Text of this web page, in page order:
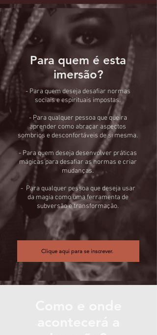
Para quem é esta
imersão?
- Para quem deseja desafiar normas
sociais e espirituais impostas.
- Para qualquer pessoa que queira
aprender como abraçar aspectos
sombrios e desconfortáveis de si mesma.
- Para quem deseja desenvolver práticas
mágicas para desafiar as normas e criar
mudanças.
- Para qualquer pessoa que deseja usar
da magia como uma ferramenta de
subversão e transformação.​
Clique aqui para se inscrever.